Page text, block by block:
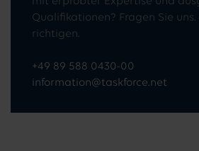
Qualifikationen? Fragen Sie
richtigen.
+49 89 588 0430-00
information@taskforce.net